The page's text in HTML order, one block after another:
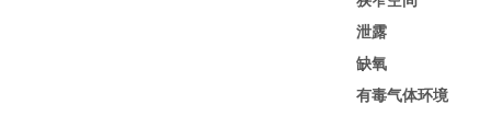
泄露
缺氧
有毒气体环境